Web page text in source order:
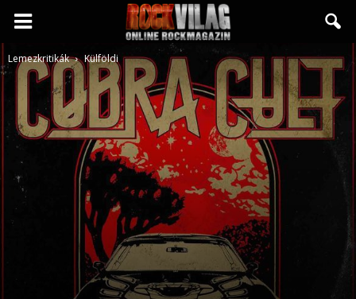
Rockvilág.hu
online
rockmagazin
Lemezkritikák Külföldi